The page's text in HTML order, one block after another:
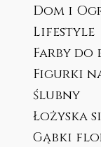
Dom i
Lifestyle
Farby do
Figurki
ślubny
Łożyska
Gąbki